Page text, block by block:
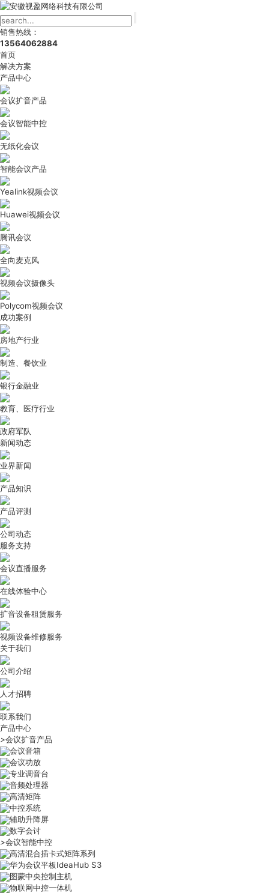
销售热线：
13564062884
首页
解决方案
产品中心
会议扩音产品
会议智能中控
无纸化会议
智能会议产品
Yealink视频会议
Huawei视频会议
腾讯会议
全向麦克风
视频会议摄像头
Polycom视频会议
成功案例
房地产行业
制造、餐饮业
银行金融业
教育、医疗行业
政府军队
新闻动态
业界新闻
产品知识
产品评测
公司动态
服务支持
会议直播服务
在线体验中心
扩音设备租赁服务
视频设备维修服务
关于我们
公司介绍
人才招聘
联系我们
产品中心
>会议扩音产品
会议音箱
会议功放
专业调音台
音频处理器
高清矩阵
中控系统
辅助升降屏
数字会讨
>会议智能中控
高清混合插卡式矩阵系列
华为会议平板IdeaHub S3
图蒙中央控制主机
物联网中控一体机